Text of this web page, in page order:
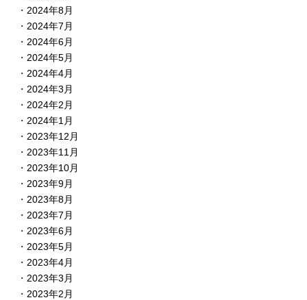
2024年8月
2024年7月
2024年6月
2024年5月
2024年4月
2024年3月
2024年2月
2024年1月
2023年12月
2023年11月
2023年10月
2023年9月
2023年8月
2023年7月
2023年6月
2023年5月
2023年4月
2023年3月
2023年2月